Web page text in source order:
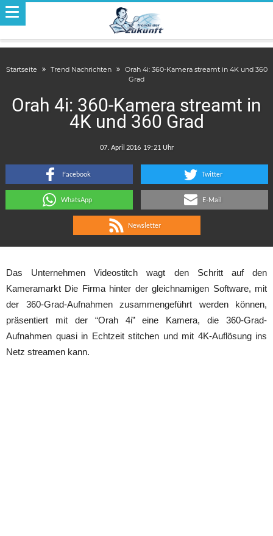
Startseite Trend Nachrichten
Orah 4i: 360-Kamera streamt in 4K und 360
Grad
Orah 4i: 360-Kamera streamt in
4K und 360 Grad
:
Facebook Twitter
WhatsApp E-Mail
Newsletter
Das Unternehmen Videostitch wagt den Schritt auf den
Kameramarkt Die Firma hinter der gleichnamigen Software, mit
der 360-Grad-Aufnahmen zusammengeführt werden können,
präsentiert mit der “Orah 4i” eine Kamera, die 360-Grad-
Aufnahmen quasi in Echtzeit stitchen und mit 4K-Auflösung ins
Netz streamen kann.